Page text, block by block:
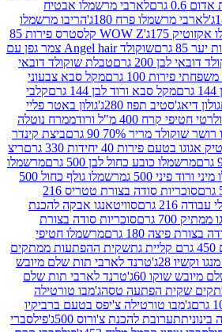
לארבי מרשמלו אבטיח
פרח 180ג'
הריבו מרשמלו
WOW Z קלסטרס פירות 85
שוקולד Angel hair צמר גפן עם
טבלת שוקולד דובאי
מקל סבא צבעוני
סבא ורוד לבן 144 גרם
קלבי
תפוז 280ג'
גולון באטר פליי
ורוד
ממרח נוטלה
90 גרם
ביצת קינדר
יחידות 330 גרם
ריצ
כחול לבן 500 גרם
מרשמלו
ג
מרשמלו גולף כחול 500
סוכריות סודה בצורת טטריס 216
סוויטאנגו אבקה להכנת
סוכריות סודה בצורת
גרם
מרשמלו חטיפי
שקית ההפתעות ממתקים
טרנד לארבי תות שלם מיובש
טרנד לארבי תות שלם
הפתעה טסהג'מבו טורטילה
צ'יפס בטעם ברביקיו
להכנת צ'ורוס 500ג'
פילסברי